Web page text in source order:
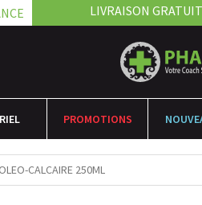
LIVRAISON
PROMOTIONS
CALCAIRE 250ML